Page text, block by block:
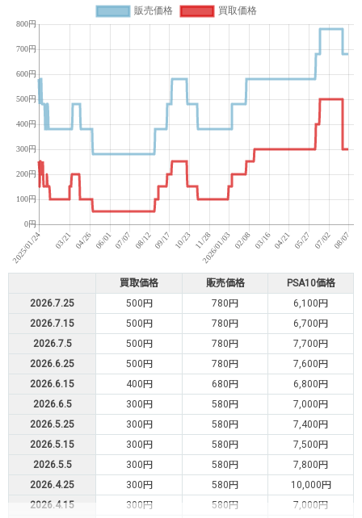
買取価格 販売価格
PSA10価格
2026.7.25
500円 780円
6,100円
2026.7.15
500円 780円
6,700円
2026.7.5
500円 780円
7,700円
2026.6.25
500円 780円
7,600円
2026.6.15
400円 680円
6,800円
2026.6.5
300円 580円
7,000円
2026.5.25
300円 580円
7,400円
2026.5.15
300円 580円
7,500円
2026.5.5
300円 580円
7,800円
2026.4.25
300円 580円
10,000円
2026.4.15
300円 580円
7,000円